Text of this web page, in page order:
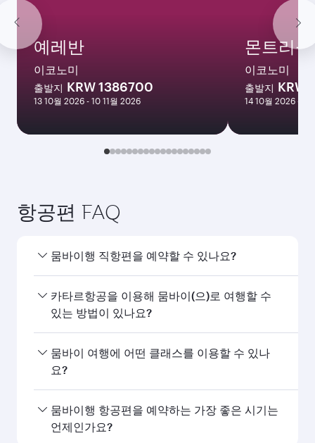
예레반
이코노미
출발지 KRW 1386700
13 10월 2026 - 10 11월 2026
몬트리올
이코노미
출발지 KRW
14 10월 2026 - 18
항공편 FAQ
뭄바이행 직항편을 예약할 수 있나요?
네, 카타르항공은 뭄바이행 직항편을 운항하고 있습
니다. 홈페이지에서 항공편을 검색하여 운항 시간과
카타르항공을 이용해 뭄바이(으)로 여행할 수
있는 방법이 있나요?
카타르항공의 뭄바이행 직항편을 이용할 수 있습니
다. 카타르항공은 도하를 경유해 150개 이상의 목적
뭄바이 여행에 어떤 클래스를 이용할 수 있나
요?
좌석 등급은 노선과 운항 항공사에 따라 다릅니다.
카타르항공이 운항하는 항공편에서는 비즈니스 클
뭄바이행 항공편을 예약하는 가장 좋은 시기는
언제인가요?